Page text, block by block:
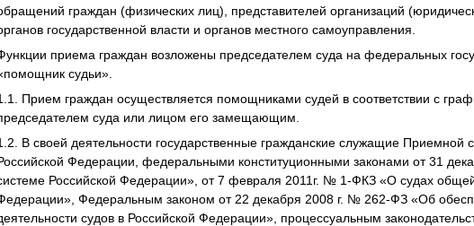
граждан (физических лиц), представителей организаций
государственной власти и органов местного самоуправления.
приема граждан возложены председателем суда на федеральных
судьи».
Прием граждан осуществляется помощниками судей в соответствии с
суда или лицом его замещающим.
В своей деятельности государственные гражданские служащие Приемной
Федерации, федеральными конституционными законами от 31
Российской Федерации», от 7 февраля 2011г. № 1-ФКЗ «О судах
Федеральным законом от 22 декабря 2008 г. № 262-ФЗ «Об
судов в Российской Федерации», процессуальным